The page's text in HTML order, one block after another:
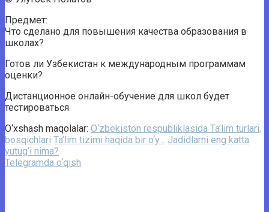
Предмет:
Что сделано для повышения качества образования в
школах?
Готов ли Узбекистан к международным программам
оценки?
Дистанционное онлайн-обучение для школ будет
тестироваться
O‘xshash maqolalar: O‘zbekiston respubliklasida Ta’lim turlari,
bosqichlari Ta’lim tizimi haqida bir o‘y… Jadidlarni eng katta
yutug‘i nima?
Telegramda o‘qish